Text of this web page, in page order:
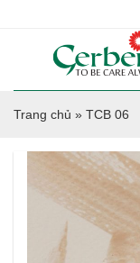
Trang chủ » TCB 06